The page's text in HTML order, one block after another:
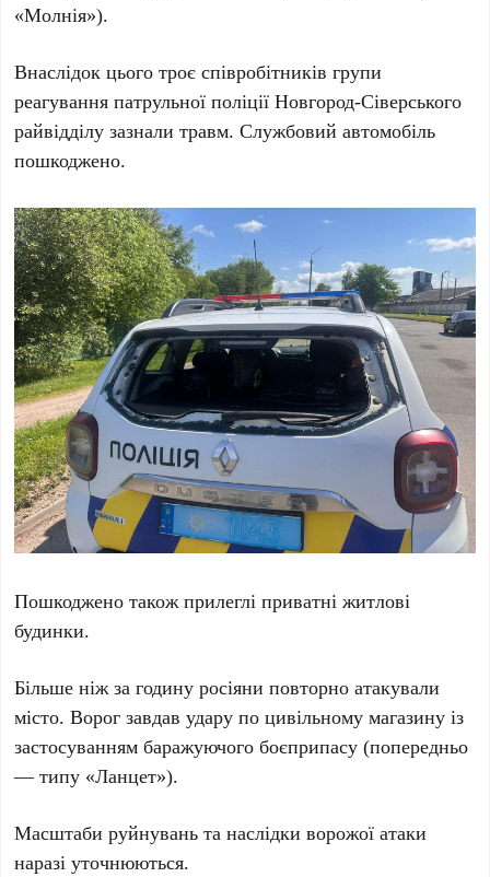
«Молнія»).
Внаслідок цього троє співробітників групи
реагування патрульної поліції Новгород-Сіверського
райвідділу зазнали травм. Службовий автомобіль
пошкоджено.
Пошкоджено також прилеглі приватні житлові
будинки.
Більше ніж за годину росіяни повторно атакували
місто. Ворог завдав удару по цивільному магазину із
застосуванням баражуючого боєприпасу (попередньо
— типу «Ланцет»).
Масштаби руйнувань та наслідки ворожої атаки
наразі уточнюються.